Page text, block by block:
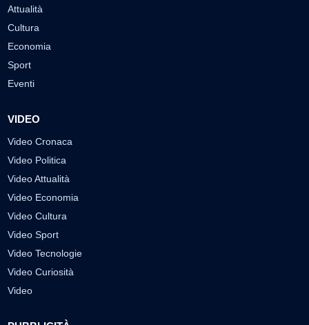
Attualità
Cultura
Economia
Sport
Eventi
VIDEO
Video Cronaca
Video Politica
Video Attualità
Video Economia
Video Cultura
Video Sport
Video Tecnologie
Video Curiosità
Video